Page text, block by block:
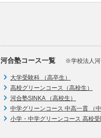
河合塾コース一覧 ※学校法人河
大学受験科 （高卒生）
高校グリーンコース（高校生）
河合塾SINKA （高校生）
中学グリーンコース 中高一貫 （中
小学・中学グリーンコース 高校受